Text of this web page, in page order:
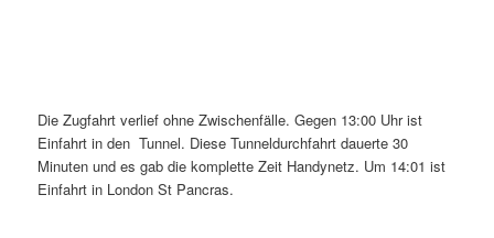
Die Zugfahrt verlief ohne Zwischenfälle. Gegen 13:00 Uhr ist
Einfahrt in den Tunnel. Diese Tunneldurchfahrt dauerte 30
Minuten und es gab die komplette Zeit Handynetz. Um 14:01 ist
Einfahrt in London St Pancras.